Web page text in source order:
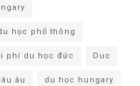
học phổ thông
phí du học đức Duc
âu du học hungary